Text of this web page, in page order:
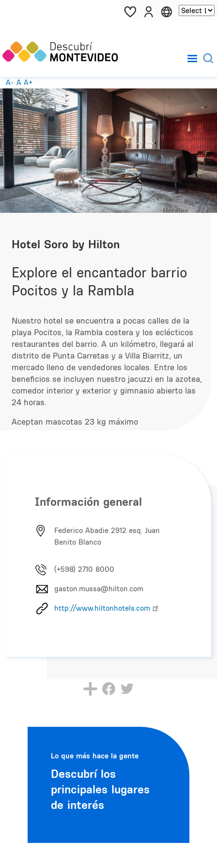
Pasar al contenido principal
A- A A+
Hotel Soro by Hilton
Explore el encantador barrio
Pocitos y la Rambla
Nuestro hotel se encuentra a pocas calles de la
playa Pocitos, la Rambla costera y los eclécticos
restaurantes del barrio. A un kilómetro, llegará al
distrito de Punta Carretas y a Villa Biarritz, un
mercado lleno de vendedores locales. Entre los
beneficios se incluyen nuestro jacuzzi en la azotea,
comedor interior y exterior y gimnasio abierto las
24 horas.
Aceptan mascotas 23 kg máximo
Información general
Federico Abadie 2912 esq. Juan
Benito Blanco
(+598) 2710 8000
gaston.mussa@hilton.com
http://www.hiltonhotels.com
Lo que más hace la gente
Descubrí los
principales lugares
de interés